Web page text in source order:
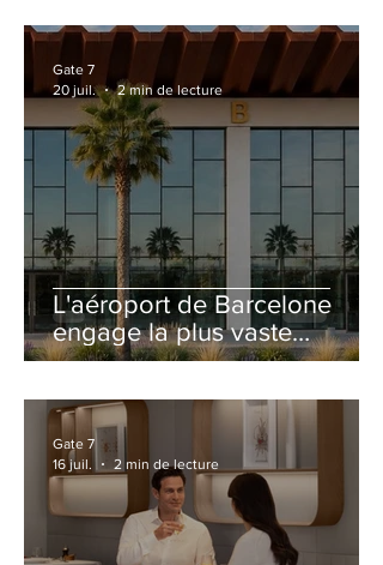
L'aéroport de Barcelone
engage la plus vaste
rénovation de son Terminal
Gate 7
20 juil.
2 min de lecture
Gate 7
16 juil.
2 min de lecture